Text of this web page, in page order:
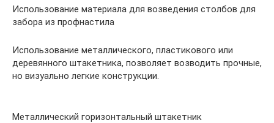
Использование материала для возведения столбов для
забора из профнастила
Использование металлического, пластикового или
деревянного штакетника, позволяет возводить прочные,
но визуально легкие конструкции.
Металлический горизонтальный штакетник